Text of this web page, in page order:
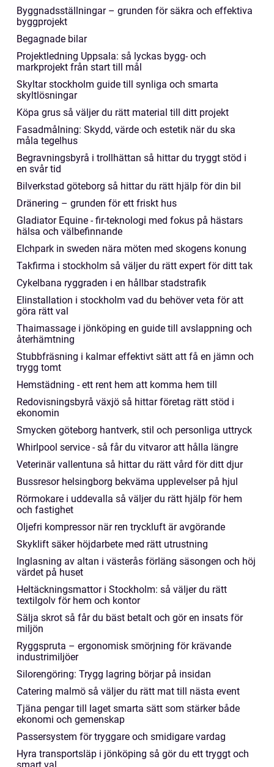
Byggnadsställningar – grunden för säkra och effektiva
byggprojekt
Begagnade bilar
Projektledning Uppsala: så lyckas bygg- och
markprojekt från start till mål
Skyltar stockholm guide till synliga och smarta
skyltlösningar
Köpa grus så väljer du rätt material till ditt projekt
Fasadmålning: Skydd, värde och estetik när du ska
måla tegelhus
Begravningsbyrå i trollhättan så hittar du tryggt stöd i
en svår tid
Bilverkstad göteborg så hittar du rätt hjälp för din bil
Dränering – grunden för ett friskt hus
Gladiator Equine - fir-teknologi med fokus på hästars
hälsa och välbefinnande
Elchpark in sweden nära möten med skogens konung
Takfirma i stockholm så väljer du rätt expert för ditt tak
Cykelbana ryggraden i en hållbar stadstrafik
Elinstallation i stockholm vad du behöver veta för att
göra rätt val
Thaimassage i jönköping en guide till avslappning och
återhämtning
Stubbfräsning i kalmar effektivt sätt att få en jämn och
trygg tomt
Hemstädning - ett rent hem att komma hem till
Redovisningsbyrå växjö så hittar företag rätt stöd i
ekonomin
Smycken göteborg hantverk, stil och personliga uttryck
Whirlpool service - så får du vitvaror att hålla längre
Veterinär vallentuna så hittar du rätt vård för ditt djur
Bussresor helsingborg bekväma upplevelser på hjul
Rörmokare i uddevalla så väljer du rätt hjälp för hem
och fastighet
Oljefri kompressor när ren tryckluft är avgörande
Skyklift säker höjdarbete med rätt utrustning
Inglasning av altan i västerås förläng säsongen och höj
värdet på huset
Heltäckningsmattor i Stockholm: så väljer du rätt
textilgolv för hem och kontor
Sälja skrot så får du bäst betalt och gör en insats för
miljön
Ryggspruta – ergonomisk smörjning för krävande
industrimiljöer
Silorengöring: Trygg lagring börjar på insidan
Catering malmö så väljer du rätt mat till nästa event
Tjäna pengar till laget smarta sätt som stärker både
ekonomi och gemenskap
Passersystem för tryggare och smidigare vardag
Hyra transportsläp i jönköping så gör du ett tryggt och